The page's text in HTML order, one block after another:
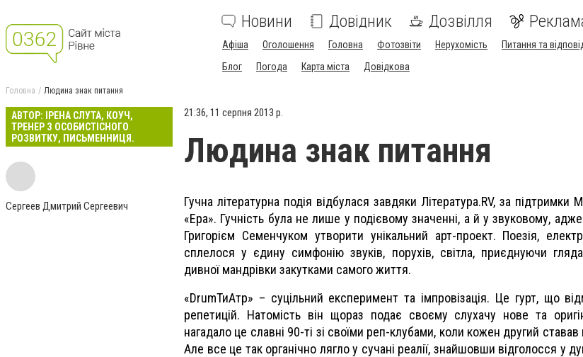
Новини Довідник Дозвілля
Афіша Оголошення Головна Фотозвіти Нерухомість Питання та
Блог
Погода Карта міста Довідкова
Головна Людина знак питання
АВТОР: ІРЕНА СЛУТА, КОУЧ,
ТРЕНЕР З ОСОБИСТІСНОГО
РОЗВИТКУ, ПИСЬМЕННИЦЯ.
Сергеев Дмитрий Сергеевич
21:36, 11 серпня 2013 р.
Людина знак питання
Гучна літературна подія відбулася завдяки Література.RV, за підтримки
«Ера». Гучність була не лише у подієвому значенні, а й у звуковому,
Григорієм Семенчуком утворити унікальний арт-проект. Поезія,
сплелося у єдину симфонію звуків, порухів, світла, приєднуючи
дивної мандрівки закутками самого життя.
«DrumТиАтр» – суцільний експеримент та імпровізація. Це гурт, що
репетицій. Натомість він щораз подає своєму слухачу нове та
нагадало це славні 90-ті зі своїми реп-клубами, коли кожен другий
Але все це так органічно лягло у сучані реалії, знайшовши відголосся у